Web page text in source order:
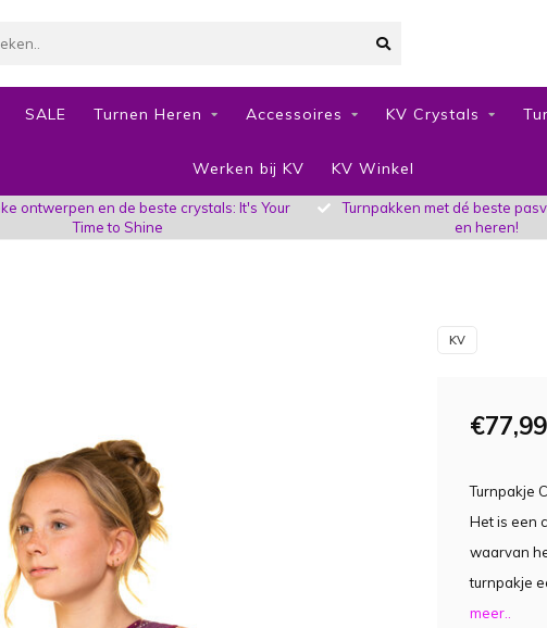
SALE Turnen Heren Accessoires KV Crystals
Werken bij KV KV Winkel
ontwerpen en de beste crystals: It's Your
Time to Shine
Turnpakken met dé beste
en heren!
KV
€77,99
Turnpakje
Het is een
waarvan
turnpakje
meer..